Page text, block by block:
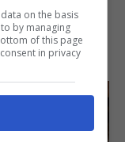
on the basis
by managing
of this page
in privacy